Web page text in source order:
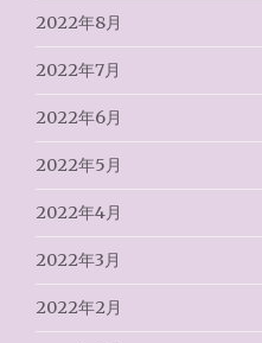
2022年8月
2022年7月
2022年6月
2022年5月
2022年4月
2022年3月
2022年2月